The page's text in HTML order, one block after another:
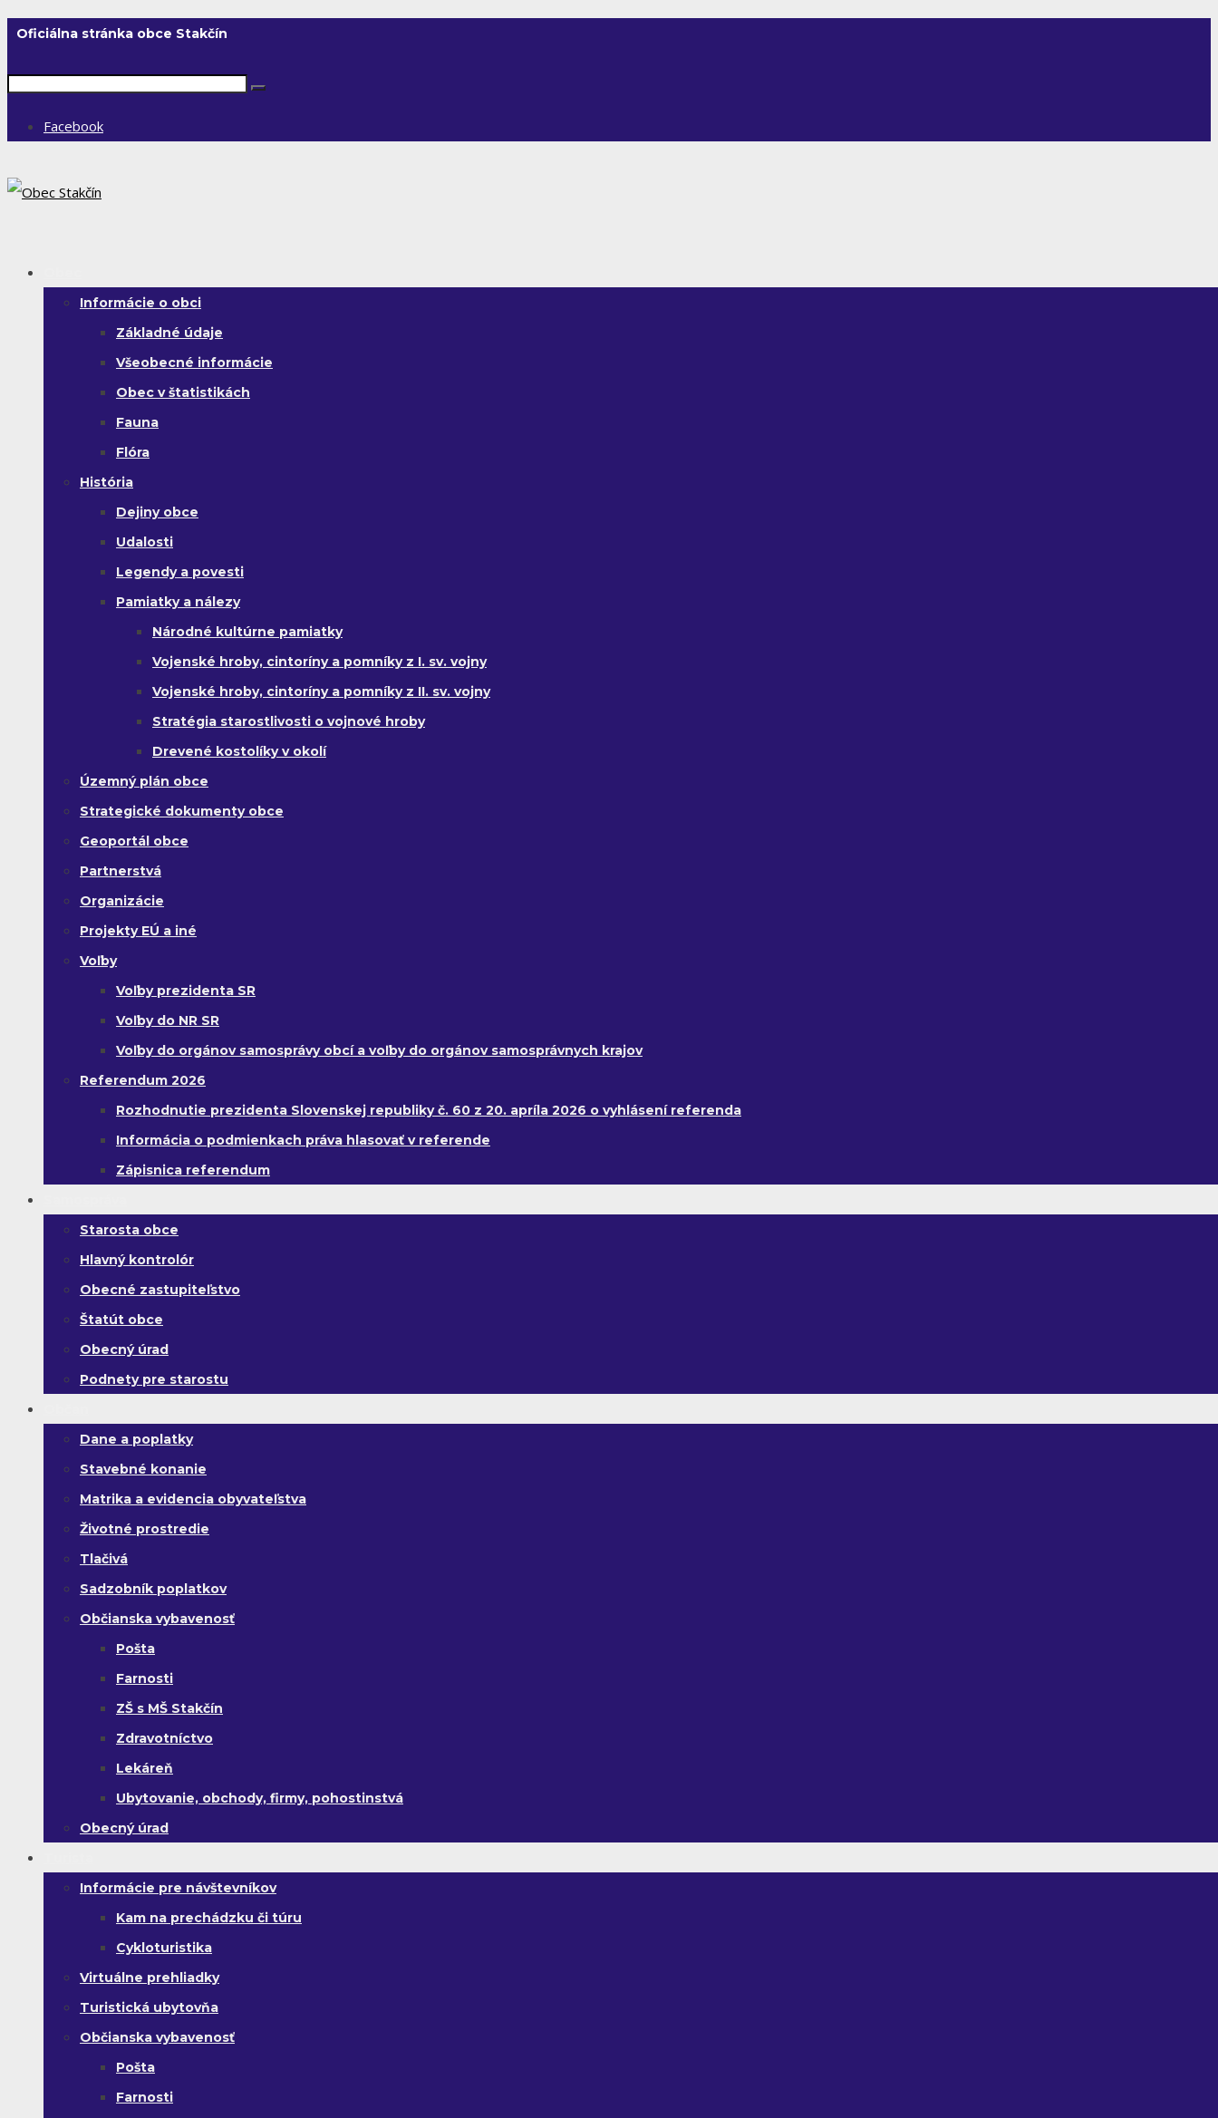
Oficiálna stránka obce Stakčín
Facebook
Informácie o obci
Základné údaje
Všeobecné informácie
Obec v štatistikách
Fauna
Flóra
História
Dejiny obce
Udalosti
Legendy a povesti
Pamiatky a nálezy
Národné kultúrne pamiatky
Vojenské hroby, cintoríny a pomníky z I. sv. vojny
Vojenské hroby, cintoríny a pomníky z II. sv. vojny
Stratégia starostlivosti o vojnové hroby
Drevené kostolíky v okolí
Územný plán obce
Strategické dokumenty obce
Geoportál obce
Partnerstvá
Organizácie
Projekty EÚ a iné
Voľby
Voľby prezidenta SR
Voľby do NR SR
Voľby do orgánov samosprávy obcí a voľby do orgánov samosprávnych krajov
Referendum 2026
Rozhodnutie prezidenta Slovenskej republiky č. 60 z 20. apríla 2026 o vyhlásení referenda
Informácia o podmienkach práva hlasovať v referende
Zápisnica referendum
Starosta obce
Hlavný kontrolór
Obecné zastupiteľstvo
Štatút obce
Obecný úrad
Podnety pre starostu
Dane a poplatky
Stavebné konanie
Matrika a evidencia obyvateľstva
Životné prostredie
Tlačivá
Sadzobník poplatkov
Občianska vybavenosť
Pošta
Farnosti
ZŠ s MŠ Stakčín
Zdravotníctvo
Lekáreň
Ubytovanie, obchody, firmy, pohostinstvá
Obecný úrad
Informácie pre návštevníkov
Kam na prechádzku či túru
Cykloturistika
Virtuálne prehliadky
Turistická ubytovňa
Občianska vybavenosť
Pošta
Farnosti